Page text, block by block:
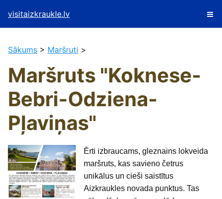
visitaizkraukle.lv
Sākums > Maršruti >
Maršruts "Koknese-
Bebri-Odziena-
Pļaviņas"
Ērti izbraucams, gleznains lokveida
maršruts, kas savieno četrus
unikālus un cieši saistītus
Aizkraukles novada punktus. Tas